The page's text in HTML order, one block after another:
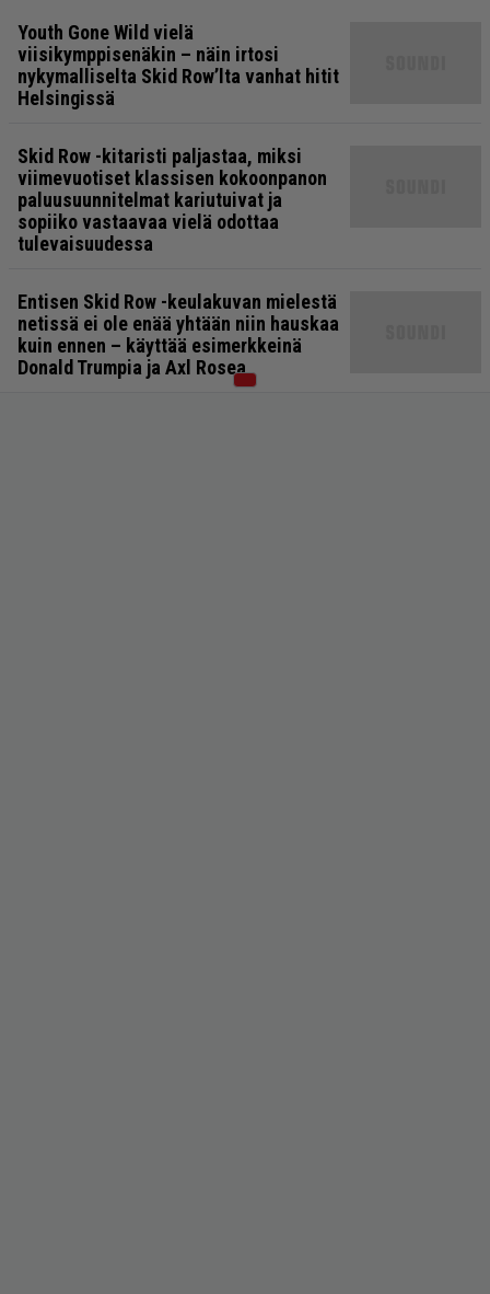
Youth Gone Wild vielä
viisikymppisenäkin – näin irtosi
nykymalliselta Skid Row’lta vanhat hitit
Helsingissä
Skid Row -kitaristi paljastaa, miksi
viimevuotiset klassisen kokoonpanon
paluusuunnitelmat kariutuivat ja
sopiiko vastaavaa vielä odottaa
tulevaisuudessa
Entisen Skid Row -keulakuvan mielestä
netissä ei ole enää yhtään niin hauskaa
kuin ennen – käyttää esimerkkeinä
Donald Trumpia ja Axl Rosea